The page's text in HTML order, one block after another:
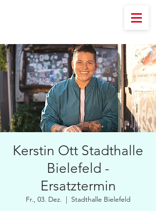
Kerstin Ott Stadthalle
Bielefeld -
Ersatztermin
Fr., 03. Dez.
  |
Stadthalle Bielefeld